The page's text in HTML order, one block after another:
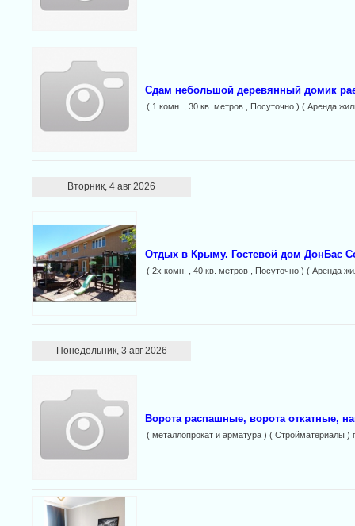
Сдам небольшой деревянный домик
( 1 комн. , 30 кв. метров , Посуточно ) ( Аренда
Вторник, 4 авг 2026
Отдых в Крыму. Гостевой дом ДонБас
( 2х комн. , 40 кв. метров , Посуточно ) ( Аренда
Понедельник, 3 авг 2026
Ворота распашные, ворота откатные,
( металлопрокат и арматура ) ( Стройматериалы )